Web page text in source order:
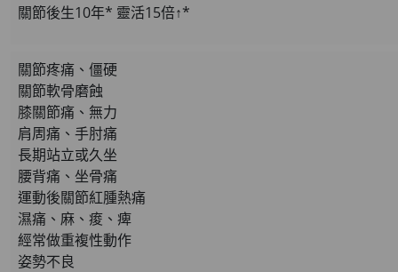
關節後生10年* 靈活15倍↑*
關節疼痛、僵硬
關節軟骨磨蝕
膝關節痛、無力
肩周痛、手肘痛
長期站立或久坐
腰背痛、坐骨痛
運動後關節紅腫熱痛
濕痛、麻、痠、痺
經常做重複性動作
姿勢不良